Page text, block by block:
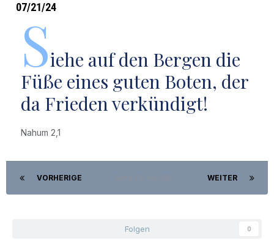
07/21/24
Siehe auf den Bergen die
Füße eines guten Boten, der
da Frieden verkündigt!
Nahum 2,1
VORHERIGE WEITER
Folgen 0